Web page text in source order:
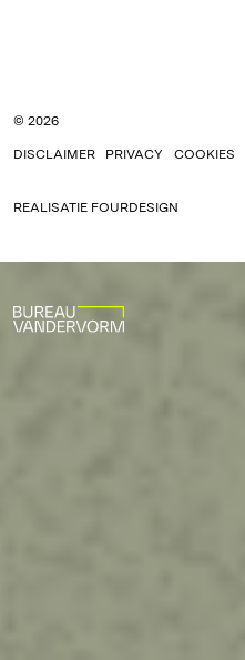
© 2026
DISCLAIMER PRIVACY COOKIES
REALISATIE FOURDESIGN